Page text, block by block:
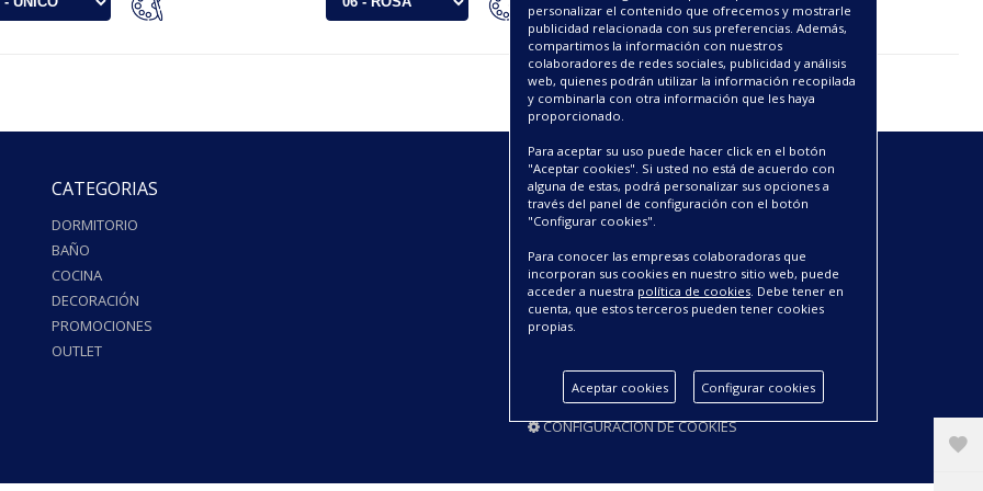
CATEGORIAS
DORMITORIO
BAÑO
COCINA
DECORACIÓN
PROMOCIONES
OUTLET
ENLACES
CATÁLOGOS PDF
SOBRE NOSOTROS
CONDICIONES DE ENVÍO Y ENTREGA
POLÍTICA DE DEVOLUCIONES
AVISO LEGAL
POLÍTICA DE PRIVACIDAD
POLÍTICA DE COOKIES
CONFIGURACIÓN DE COOKIES
personalizar el contenido que ofrecemos y mostrarle
publicidad relacionada con sus preferencias. Además,
compartimos la información con nuestros
colaboradores de redes sociales, publicidad y análisis
web, quienes podrán utilizar la información recopilada
y combinarla con otra información que les haya
proporcionado.
Para aceptar su uso puede hacer click en el botón
"Aceptar cookies". Si usted no está de acuerdo con
alguna de estas, podrá personalizar sus opciones a
través del panel de configuración con el botón
"Configurar cookies".
Para conocer las empresas colaboradoras que
incorporan sus cookies en nuestro sitio web, puede
acceder a nuestra política de cookies. Debe tener en
cuenta, que estos terceros pueden tener cookies
propias.
Aceptar cookies Configurar cookies